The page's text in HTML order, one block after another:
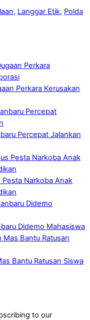
, Langgar Etik, Polda
Perkara Kerusakan
Percepat Jalankan
Pesta Narkoba Anak
Didemo Mahasiswa
Bantu Ratusan Siswa
to our